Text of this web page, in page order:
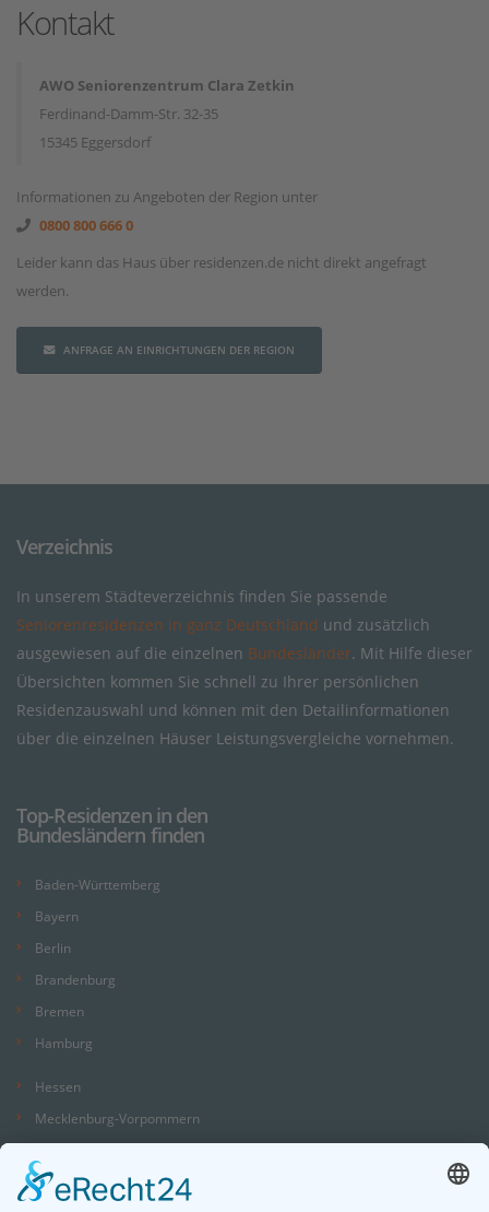
Kontakt
AWO Seniorenzentrum Clara Zetkin
Ferdinand-Damm-Str. 32-35
15345 Eggersdorf
Informationen zu Angeboten der Region unter
0800 800 666 0
Leider kann das Haus über residenzen.de nicht direkt angefragt
werden.
ANFRAGE AN EINRICHTUNGEN DER REGION
Verzeichnis
In unserem Städteverzeichnis finden Sie passende
Seniorenresidenzen in ganz Deutschland und zusätzlich
ausgewiesen auf die einzelnen Bundesländer. Mit Hilfe dieser
Übersichten kommen Sie schnell zu Ihrer persönlichen
Residenzauswahl und können mit den Detailinformationen
über die einzelnen Häuser Leistungsvergleiche vornehmen.
Top-Residenzen in den
Bundesländern finden
Baden-Württemberg
Bayern
Berlin
Brandenburg
Bremen
Hamburg
Hessen
Mecklenburg-Vorpommern
Niedersachsen
Nordrhein-Westfalen